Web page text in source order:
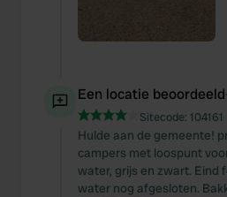
Een locatie beoordeeld
Sitecode: 104161
Hulde aan de gemeente!
campers met loospunt
water, grijs en zwart. Eind
water nog afgesloten.